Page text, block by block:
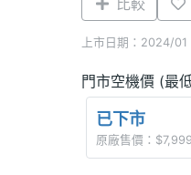
比較
上市日期：2024/01
門市空機價 (最
已下市
原廠售價：$7,999